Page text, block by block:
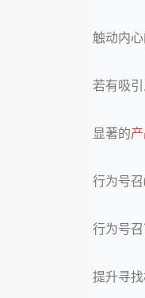
触动内
若有吸
显著的
行为号
行为号
提升寻